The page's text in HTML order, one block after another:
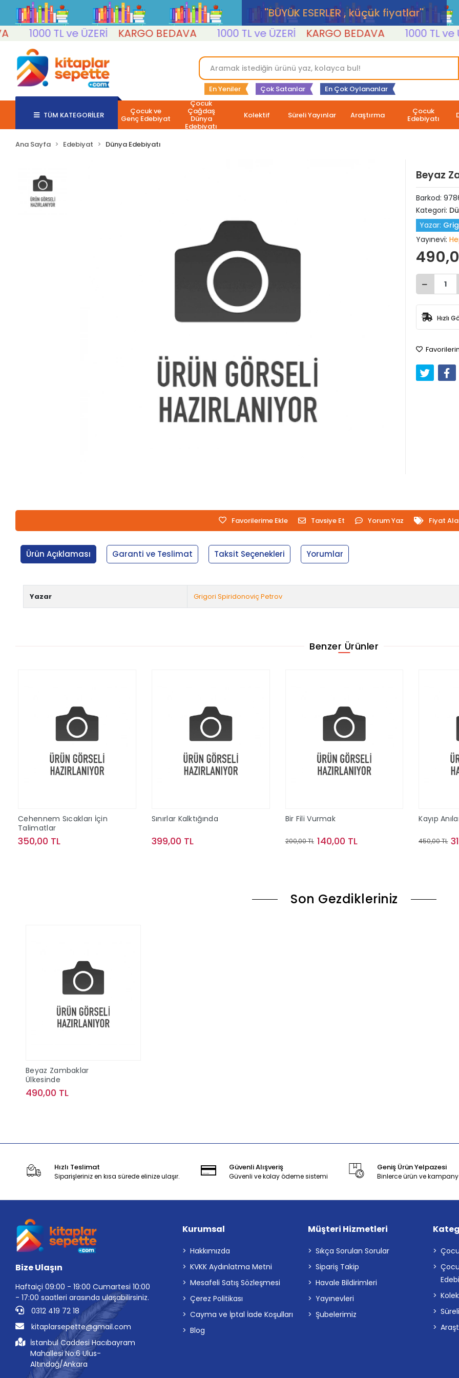
''BÜYÜK ESERLER , küçük fiyatlar''
1000 TL ve ÜZERİ
KARGO BEDAVA 1000 TL ve ÜZERİ KARGO BEDAVA 1000 TL ve
En Yeniler Çok Satanlar En Çok Oylananlar
TÜM KATEGORİLER Çocuk ve
Genç Edebiyat
Çocuk
Çağdaş
Dünya
Edebiyatı
Kolektif Süreli Yayınlar Araştırma Çocuk
Edebiyatı
Ana Sayfa Edebiyat Dünya Edebiyatı
Beyaz
Barkod:
Kategori:
Yazar:
Yayınevi:
Hızlı
Favorilerime Ekle Tavsiye Et Yorum Yaz Fiyat
Ürün Açıklaması Garanti ve Teslimat Taksit Seçenekleri Yorumlar
Yazar Grigori Spiridonoviç Petrov
Benzer Ürünler
Cehennem Sıcakları İçin
Talimatlar
350,00 TL
Sınırlar Kalktığında
399,00 TL
Bir Fili Vurmak
200,00 TL 140,00 TL
Kayıp
450,00 TL
Son Gezdikleriniz
Beyaz Zambaklar
Ülkesinde
490,00 TL
Hızlı Teslimat
Siparişleriniz en kısa sürede elinize ulaşır.
Güvenli Alışveriş
Güvenli ve kolay ödeme sistemi
Geniş Ürün Yelpazesi
Binlerce ürün ve
Bize Ulaşın
Haftaiçi 09:00 - 19:00 Cumartesi 10:00
- 17:00 saatleri arasında ulaşabilirsiniz.
0312 419 72 18
kitaplarsepette@gmail.com
İstanbul Caddesi Hacıbayram
Mahallesi No:6 Ulus-
Altındağ/Ankara
Kurumsal
Hakkımızda
KVKK Aydınlatma Metni
Mesafeli Satış Sözleşmesi
Çerez Politikası
Cayma ve İptal İade Koşulları
Blog
Müşteri Hizmetleri
Sıkça Sorulan Sorular
Sipariş Takip
Havale Bildirimleri
Yayınevleri
Şubelerimiz